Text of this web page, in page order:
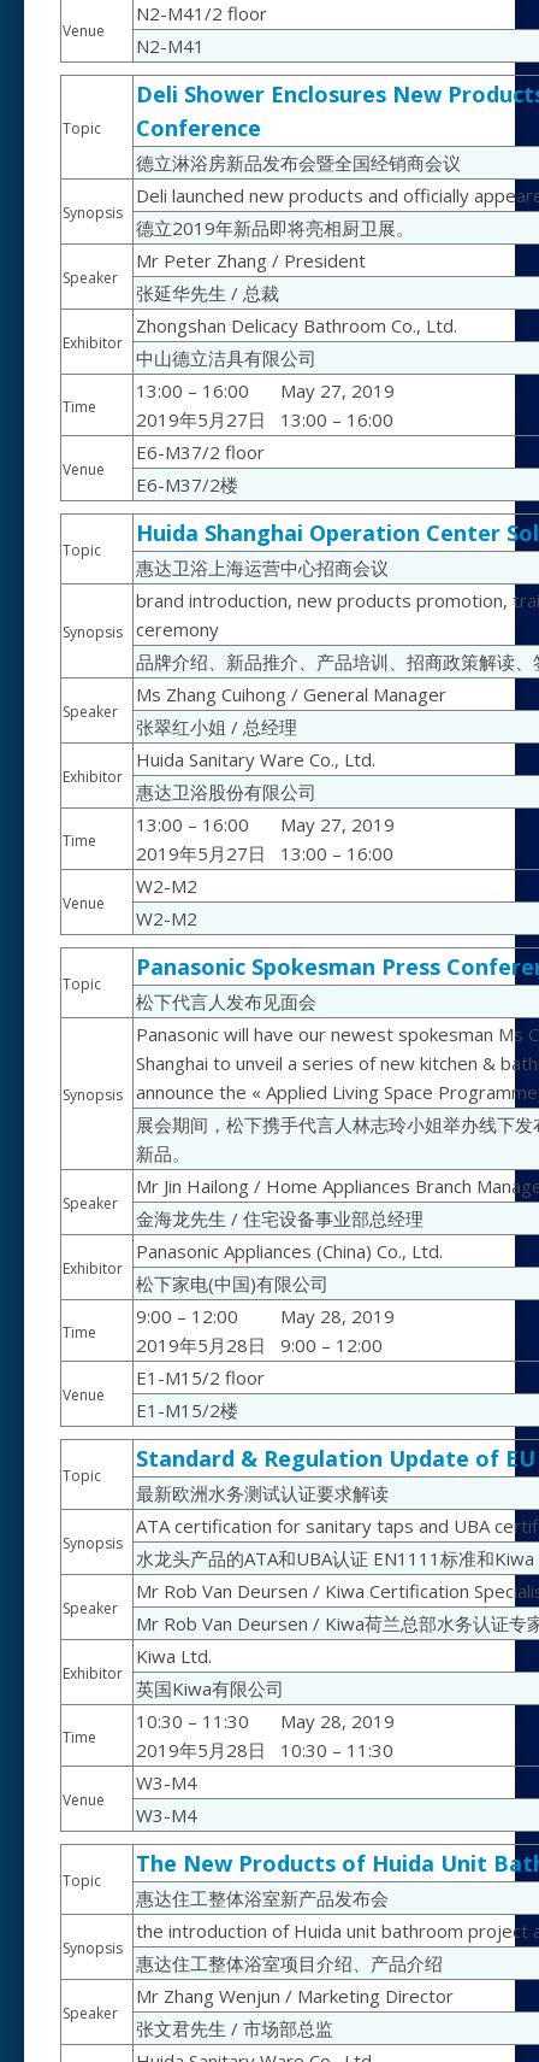
Venue
N2-M41/2 floor
N2-M41
Topic
Deli Shower Enclosures New
Conference
德立淋浴房新品发布会暨全国经销商会议
Synopsis
Deli launched new products and officially
德立2019年新品即将亮相厨卫展。
Speaker
Mr Peter Zhang / President
张延华先生 / 总裁
Exhibitor
Zhongshan Delicacy Bathroom Co., Ltd.
中山德立洁具有限公司
Time
13:00 – 16:00
May 27, 2019
2019年5月27日
13:00 – 16:00
Venue
E6-M37/2 floor
E6-M37/2楼
Topic
Huida Shanghai Operation Center
惠达卫浴上海运营中心招商会议
Synopsis
brand introduction, new products promotion,
ceremony
品牌介绍、新品推介、产品培训、招商政策解读、
Speaker
Ms Zhang Cuihong / General Manager
张翠红小姐 / 总经理
Exhibitor
Huida Sanitary Ware Co., Ltd.
惠达卫浴股份有限公司
Time
13:00 – 16:00
May 27, 2019
2019年5月27日
13:00 – 16:00
Venue
W2-M2
W2-M2
Topic
Panasonic Spokesman Press
松下代言人发布见面会
Synopsis
Panasonic will have our newest spokesman Ms
Shanghai to unveil a series of new kitchen &
announce the « Applied Living Space
展会期间，松下携手代言人林志玲小姐举办线下
新品。
Speaker
Mr Jin Hailong / Home Appliances Branch
金海龙先生 / 住宅设备事业部总经理
Exhibitor
Panasonic Appliances (China) Co., Ltd.
松下家电(中国)有限公司
Time
9:00 – 12:00
May 28, 2019
2019年5月28日
9:00 – 12:00
Venue
E1-M15/2 floor
E1-M15/2楼
Topic
Standard & Regulation Update of
最新欧洲水务测试认证要求解读
Synopsis
ATA certification for sanitary taps and UBA
水龙头产品的ATA和UBA认证 EN1111标准和
Speaker
Mr Rob Van Deursen / Kiwa Certification
Mr Rob Van Deursen / Kiwa荷兰总部水务认证专
Exhibitor
Kiwa Ltd.
英国Kiwa有限公司
Time
10:30 – 11:30
May 28, 2019
2019年5月28日
10:30 – 11:30
Venue
W3-M4
W3-M4
Topic
The New Products of Huida Unit
惠达住工整体浴室新产品发布会
Synopsis
the introduction of Huida unit bathroom project
惠达住工整体浴室项目介绍、产品介绍
Speaker
Mr Zhang Wenjun / Marketing Director
张文君先生 / 市场部总监